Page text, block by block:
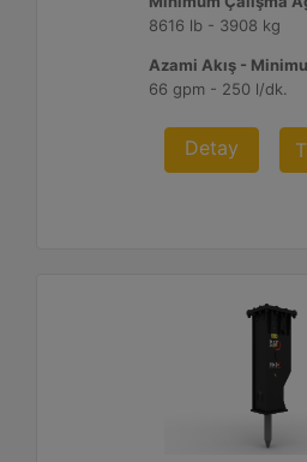
8616 lb - 3908 kg
Azami Akış -
66 gpm - 250 l/dk.
Detay